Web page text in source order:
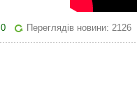
0 Переглядів новини: 2126